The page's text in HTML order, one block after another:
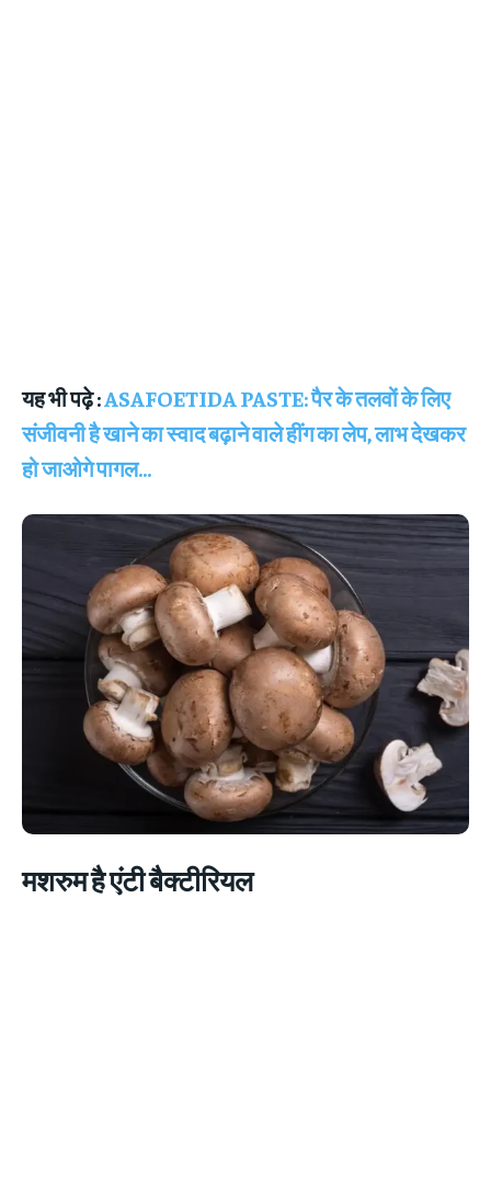
यह भी पढ़े :ASAFOETIDA PASTE: पैर के तलवों के लिए
संजीवनी है खाने का स्वाद बढ़ाने वाले हींग का लेप, लाभ देखकर
हो जाओगे पागल…
मशरुम है एंटी बैक्टीरियल